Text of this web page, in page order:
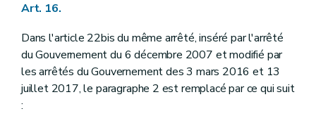
Art. 16.
Dans l'article 22bis du même arrêté, inséré par l'arrêté
du Gouvernement du 6 décembre 2007 et modifié par
les arrêtés du Gouvernement des 3 mars 2016 et 13
juillet 2017, le paragraphe 2 est remplacé par ce qui suit
: